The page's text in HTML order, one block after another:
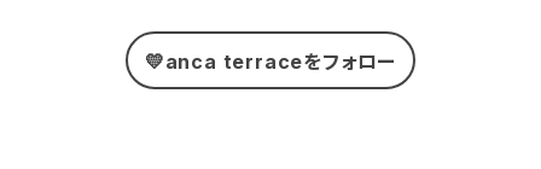
💛anca terraceをフォロー